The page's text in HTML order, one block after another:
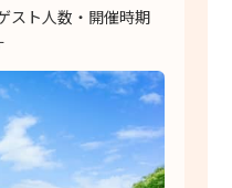
スト人数・開催時期